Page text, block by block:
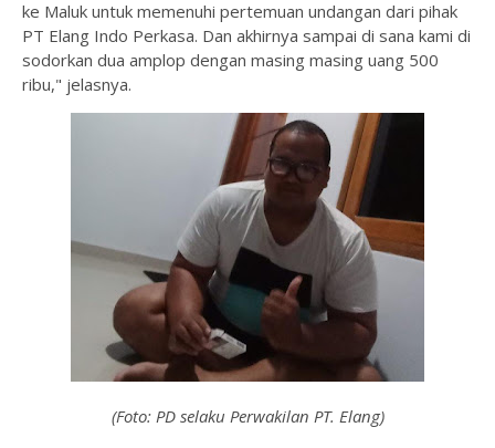
ke Maluk untuk memenuhi pertemuan undangan dari pihak
PT Elang Indo Perkasa. Dan akhirnya sampai di sana kami di
sodorkan dua amplop dengan masing masing uang 500
ribu," jelasnya.
(Foto: PD selaku Perwakilan PT. Elang)